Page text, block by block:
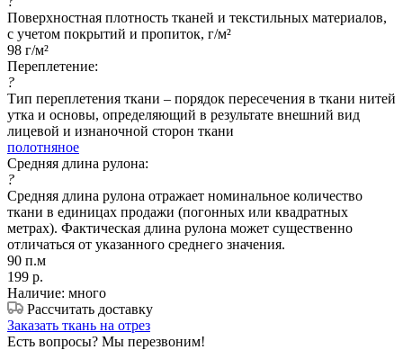
Поверхностная плотность тканей и текстильных материалов,
с учетом покрытий и пропиток, г/м²
98 г/м²
Переплетение:
?
Тип переплетения ткани – порядок пересечения в ткани нитей
утка и основы, определяющий в результате внешний вид
лицевой и изнаночной сторон ткани
полотняное
Средняя длина рулона:
?
Средняя длина рулона отражает номинальное количество
ткани в единицах продажи (погонных или квадратных
метрах). Фактическая длина рулона может существенно
отличаться от указанного среднего значения.
90 п.м
199 р.
Наличие: много
Рассчитать доставку
Заказать ткань на отрез
Есть вопросы? Мы перезвоним!